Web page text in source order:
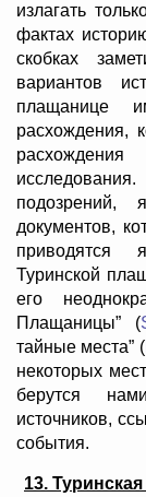
излагать
фактах
скобках
вариантов
плащанице
расхождения,
подозрений,
документов,
приводятся
Туринской
его
Плащаницы” (
тайные места” (
некоторых
берутся
источников,
события.
13.